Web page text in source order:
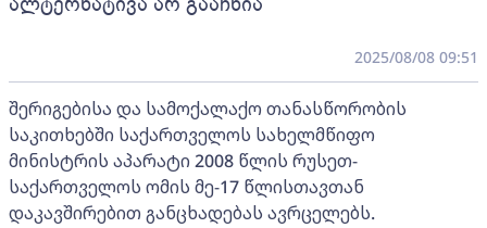
2025/08/08 09:51
შერიგებისა და სამოქალაქო თანასწორობის
საკითხებში საქართველოს სახელმწიფო
მინისტრის აპარატი 2008 წლის რუსეთ-
საქართველოს ომის მე-17 წლისთავთან
დაკავშირებით განცხადებას ავრცელებს.